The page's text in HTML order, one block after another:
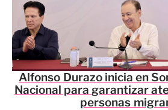
Alfonso Durazo inicia en
Nacional para garantizar
personas